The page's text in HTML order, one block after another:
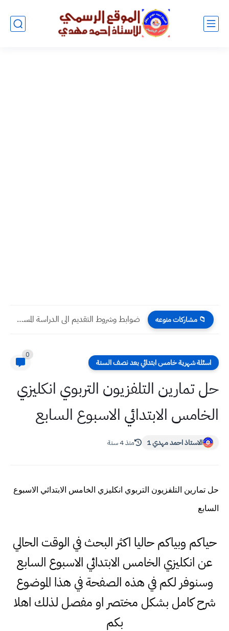
📁 مشاركات منوعه ضوابط وشروط التقديم الى الدراسة المسائية في الجامعات العراقية 2023
اسئلة شهرية خامس ابتدائي بعد نصف السنة
0
حل تمارين التلفزيون التربوي انكليزي
الخامس الابتدائي الاسبوع السابع
الاستاذ احمد مهدي 1 منذ 4 سنة
حل تمارين التلفزيون التربوي انكليزي الخامس الابتدائي الاسبوع
السابع
حياكم وبياكم حاليا اكثر البحث في الوقت الحالي
عن انكليزي الخامس الابتدائي الاسبوع السابع
وسنوفر لكم في هذه الصفحة في هذا الموضوع
شرح كامل بشكل مختصر او مفصل لذلك اهلا
بكم